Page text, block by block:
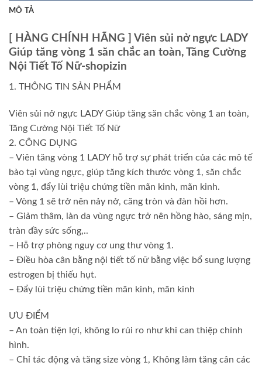
MÔ TẢ
[ HÀNG CHÍNH HÃNG ] Viên sủi nở ngực LADY
Giúp tăng vòng 1 săn chắc an toàn, Tăng Cường
Nội Tiết Tố Nữ-shopizin
1. THÔNG TIN SẢN PHẨM
Viên sủi nở ngực LADY Giúp tăng săn chắc vòng 1 an toàn,
Tăng Cường Nội Tiết Tố Nữ
2. CÔNG DỤNG
– Viên tăng vòng 1 LADY hỗ trợ sự phát triển của các mô tế
bào tại vùng ngực, giúp tăng kích thước vòng 1, săn chắc
vòng 1, đẩy lùi triệu chứng tiền mãn kinh, mãn kinh.
– Vòng 1 sẽ trở nên nảy nở, căng tròn và đàn hồi hơn.
– Giảm thâm, làn da vùng ngực trở nên hồng hào, sáng mịn,
tràn đầy sức sống,..
– Hỗ trợ phòng nguy cơ ung thư vòng 1.
– Điều hòa cân bằng nội tiết tố nữ bằng việc bổ sung lượng
estrogen bị thiếu hụt.
– Đẩy lùi triệu chứng tiền mãn kinh, mãn kinh
ƯU ĐIỂM
– An toàn tiện lợi, không lo rủi ro như khi can thiệp chỉnh
hình.
– Chỉ tác động và tăng size vòng 1, Không làm tăng cân các